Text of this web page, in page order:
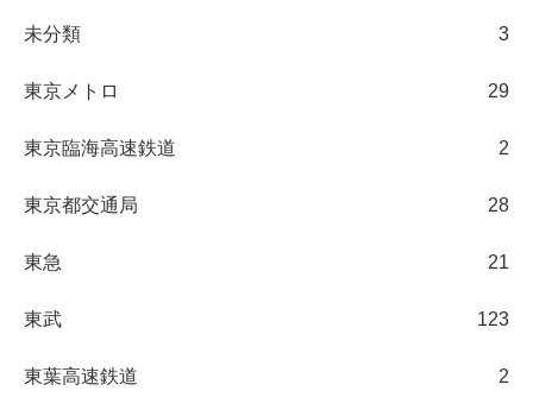
未分類 3
東京メトロ 29
東京臨海高速鉄道 2
東京都交通局 28
東急 21
東武 123
東葉高速鉄道 2